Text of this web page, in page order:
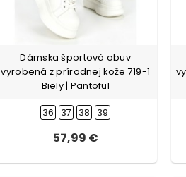
Dámska športová obuv
vyrobená z prírodnej kože 719-1
Biely | Pantoful
36 37 38 39
57,99 €